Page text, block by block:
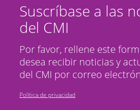
Suscríbase a las
del CMI
Por favor, rellene este
desea recibir noticias y
del CMI por correo
Política de privacidad